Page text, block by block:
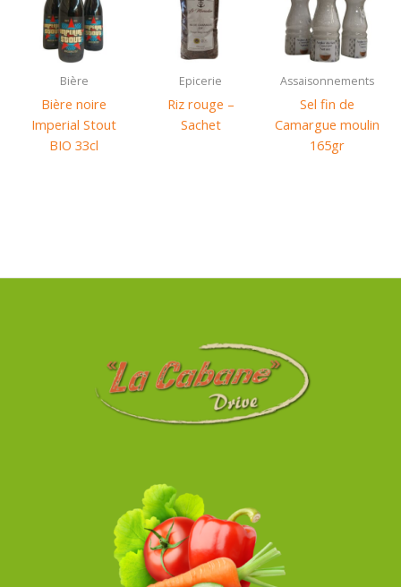
Bière
Bière noire
Imperial Stout
BIO 33cl
Epicerie
Riz rouge –
Sachet
Assaisonnements
Sel fin de
Camargue moulin
165gr